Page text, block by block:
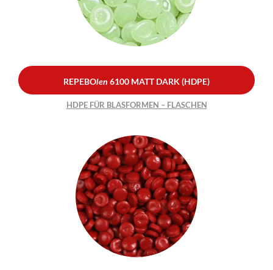
HDPE FÜR BLASFORMEN –
FLASCHEN
REPEBOlen 6100 MATT DARK (HDPE)
HDPE FÜR BLASFORMEN – FLASCHEN
REPEBOlen6100 RED
(HDPE) Rohre
HDPE FÜR BLASFORMEN –
ROHRE